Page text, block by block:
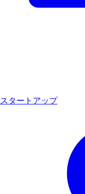
スタートアップ